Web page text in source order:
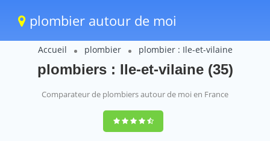
plombier autour de moi
Accueil plombier plombier : Ile-et-vilaine
plombiers : Ile-et-vilaine (35)
Comparateur de plombiers autour de moi en France